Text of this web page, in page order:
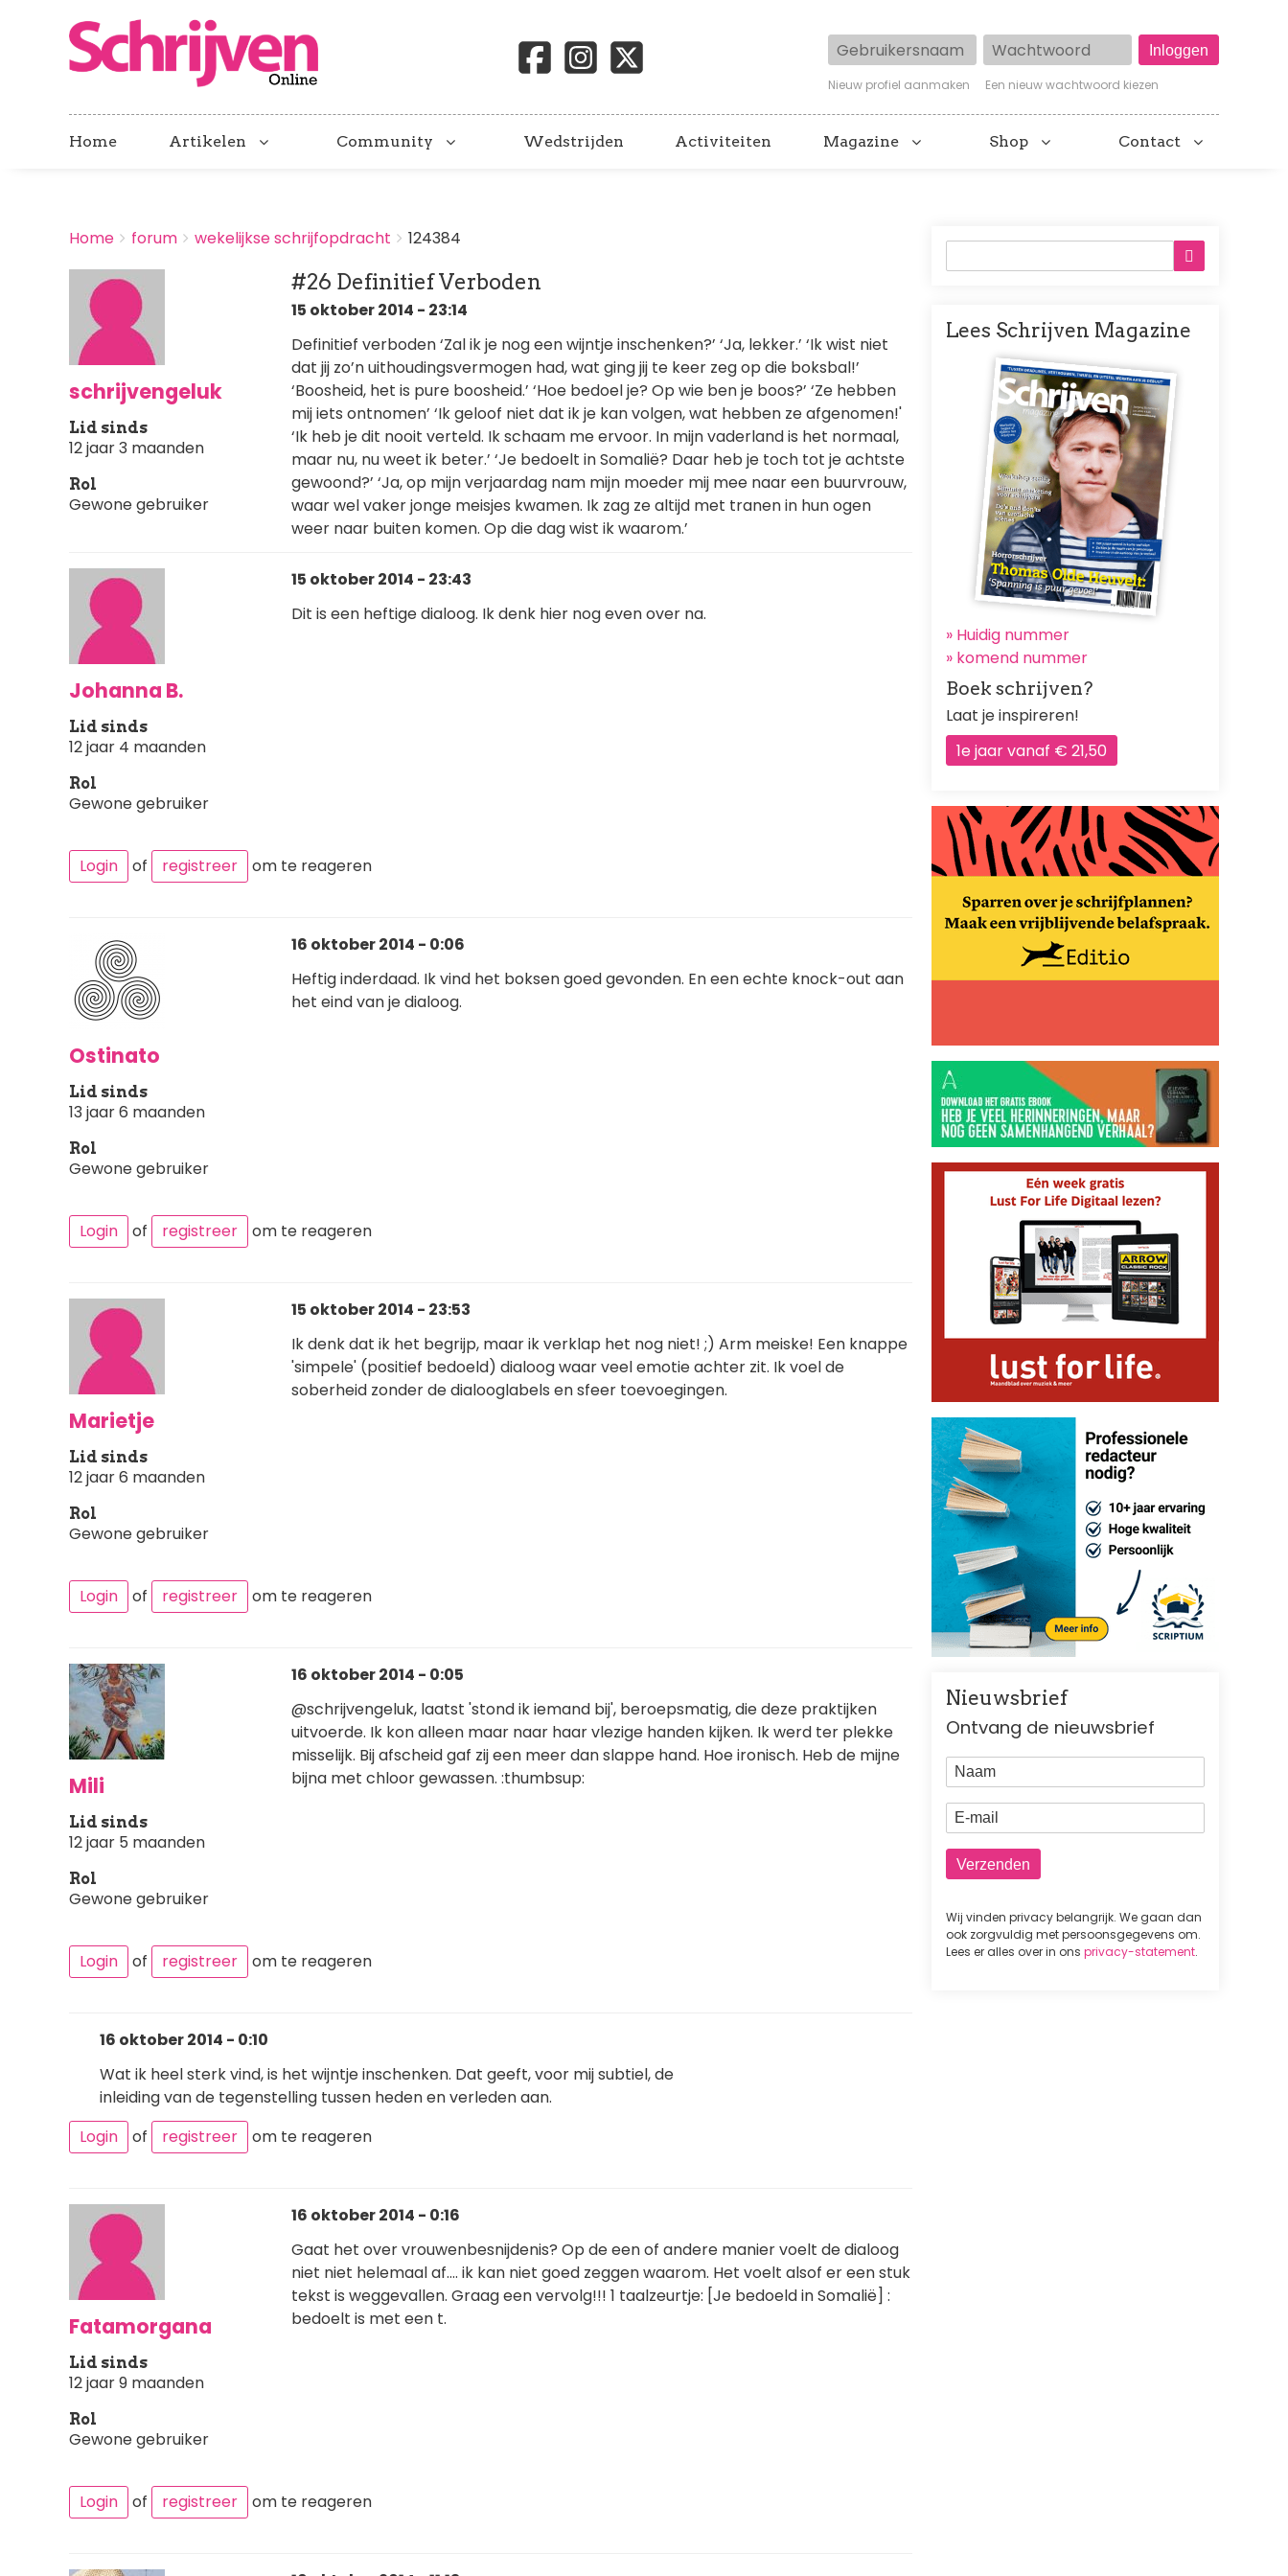
Gebruikersnaam Wachtwoord
Nieuw profiel aanmaken Een nieuw wachtwoord kiezen
Home Artikelen Community Wedstrijden Activiteiten Magazine Shop Contact
BREADCRUMBS
You
here:
Home forum wekelijkse schrijfopdracht 124384
schrijvengeluk
Lid sinds
12 jaar 3 maanden
Rol
Gewone gebruiker
#26 Definitief Verboden
15 oktober 2014 - 23:14
Definitief verboden ‘Zal ik je nog een wijntje inschenken?’ ‘Ja, lekker.’ ‘Ik wist niet
dat jij zo’n uithoudingsvermogen had, wat ging jij te keer zeg op die boksbal!’
‘Boosheid, het is pure boosheid.’ ‘Hoe bedoel je? Op wie ben je boos?’ ‘Ze hebben
mij iets ontnomen’ ‘Ik geloof niet dat ik je kan volgen, wat hebben ze afgenomen!'
‘Ik heb je dit nooit verteld. Ik schaam me ervoor. In mijn vaderland is het normaal,
maar nu, nu weet ik beter.’ ‘Je bedoelt in Somalië? Daar heb je toch tot je achtste
gewoond?’ ‘Ja, op mijn verjaardag nam mijn moeder mij mee naar een buurvrouw,
waar wel vaker jonge meisjes kwamen. Ik zag ze altijd met tranen in hun ogen
weer naar buiten komen. Op die dag wist ik waarom.’
Johanna B.
Lid sinds
12 jaar 4 maanden
Rol
Gewone gebruiker
15 oktober 2014 - 23:43
Dit is een heftige dialoog. Ik denk hier nog even over na.
Login of registreer om te reageren
Ostinato
Lid sinds
13 jaar 6 maanden
Rol
Gewone gebruiker
16 oktober 2014 - 0:06
Heftig inderdaad. Ik vind het boksen goed gevonden. En een echte knock-out aan
het eind van je dialoog.
Login of registreer om te reageren
Marietje
Lid sinds
12 jaar 6 maanden
Rol
Gewone gebruiker
15 oktober 2014 - 23:53
Ik denk dat ik het begrijp, maar ik verklap het nog niet! ;) Arm meiske! Een knappe
'simpele' (positief bedoeld) dialoog waar veel emotie achter zit. Ik voel de
soberheid zonder de dialooglabels en sfeer toevoegingen.
Login of registreer om te reageren
Mili
Lid sinds
12 jaar 5 maanden
Rol
Gewone gebruiker
16 oktober 2014 - 0:05
@schrijvengeluk, laatst 'stond ik iemand bij', beroepsmatig, die deze praktijken
uitvoerde. Ik kon alleen maar naar haar vlezige handen kijken. Ik werd ter plekke
misselijk. Bij afscheid gaf zij een meer dan slappe hand. Hoe ironisch. Heb de mijne
bijna met chloor gewassen. :thumbsup:
Login of registreer om te reageren
16 oktober 2014 - 0:10
Wat ik heel sterk vind, is het wijntje inschenken. Dat geeft, voor mij subtiel, de
inleiding van de tegenstelling tussen heden en verleden aan.
Login
of registreer om te reageren
Fatamorgana
Lid sinds
12 jaar 9 maanden
Rol
Gewone gebruiker
16 oktober 2014 - 0:16
Gaat het over vrouwenbesnijdenis? Op de een of andere manier voelt de dialoog
niet niet helemaal af.... ik kan niet goed zeggen waarom. Het voelt alsof er een stuk
tekst is weggevallen. Graag een vervolg!!! 1 taalzeurtje: [Je bedoeld in Somalië] :
bedoelt is met een t.
Login of registreer om te reageren
Lees Schrijven Magazine
Afbeelding
» Huidig nummer
» komend nummer
Boek schrijven?
Laat je inspireren!
1e jaar vanaf € 21,50
Nieuwsbrief
Ontvang de nieuwsbrief
Naam
E-mail
Wij vinden privacy belangrijk. We gaan dan
ook zorgvuldig met persoonsgegevens om.
Lees er alles over in ons privacy-statement.